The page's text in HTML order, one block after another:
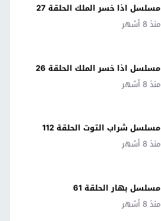
مسلسل اذا خسر الملك الحلقة 27
منذ 8 أشهر
مسلسل اذا خسر الملك الحلقة 26
منذ 8 أشهر
مسلسل شراب التوت الحلقة 112
منذ 8 أشهر
مسلسل بهار الحلقة 61
منذ 8 أشهر